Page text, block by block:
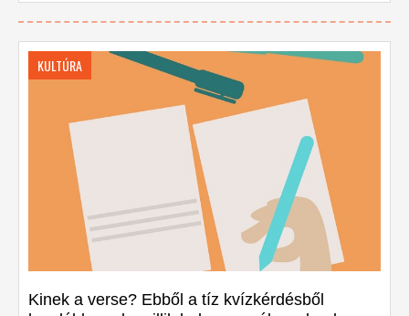
KULTÚRA
Kinek a verse? Ebből a tíz kvízkérdésből